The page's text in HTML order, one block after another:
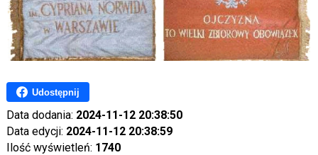
Udostępnij
Data dodania: 2024-11-12 20:38:50
Data edycji: 2024-11-12 20:38:59
Ilość wyświetleń: 1740